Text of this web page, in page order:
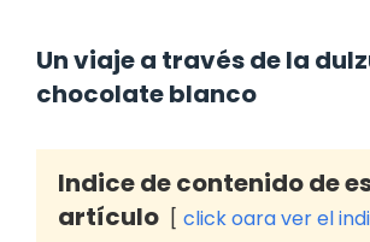
Un viaje a través de la
chocolate blanco
Indice de contenido de
artículo
click oara ver el